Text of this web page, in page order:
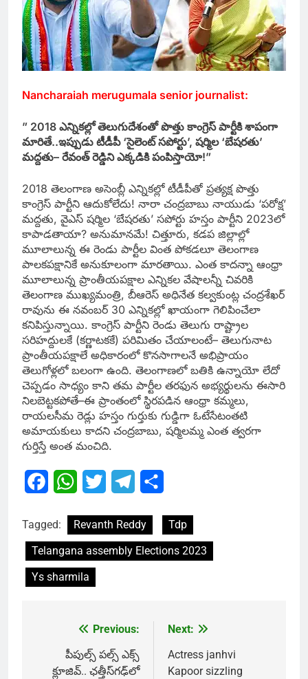
Nancharaiah merugumala senior journalist:
” 2018 ఎన్నికల్లో తెలుగుదేశంతో పొత్తు కాంగ్రెస్‌ పార్టీకి శాపంగా
మారితే..ఇప్పుడు టీడీపీ ‘సైలెంట్‌ సపోర్టు’, షర్మిల ‘బేషరతు’
మద్దతు– రేవంత్‌ రెడ్డిని ఎక్కడికి పంపిస్తాయో!”
2018 తెలంగాణ అసెంబ్లీ ఎన్నికల్లో టీడీపీతో ప్రత్యక్ష పొత్తు
కాంగ్రెస్‌ పార్టీని ఆదుకోలేదు! నారా చంద్రబాబు నాయుడు ‘పరోక్ష’
మద్దతు, వైఎస్‌ షర్మిల ‘బేషరతు’ సపోర్టు హస్తం పార్టీని 2023లో
కాపాడతాయా? అనుమానమే! చిత్తూరు, కడప జిల్లాల్లో
మూలాలున్న ఈ రెండు పార్టీల వింత పోకడలూ తెలంగాణ
పాలకపక్షానికే అనుకూలంగా మారతాయి. ఎంత కాదన్నా ఆంధ్రా
మూలాలున్న ప్రాంతీయపక్షాల ఎన్నికల వేషాలన్నీ చివరికి
తెలంగాణ ముఖ్యమంత్రి, బీఆరెస్‌ అధినేత కల్వకుంట్ల చంద్రశేఖర్‌
రావును ఈ నవంబర్‌ 30 ఎన్నికల్లో ఖాయంగా గెలిపించేలా
కనిపిస్తున్నాయి. కాంగ్రెస్‌ పార్టీని రెండు తెలుగు రాష్ట్రాల
సరిహద్దులకే (కర్ణాటకకే) పరిమితం చేయాలంటే– తెలుగునాట
ప్రాంతీయపక్షాలే అధికారంలో కొనసాగాలనే అభిప్రాయం
తెలుగోళ్లలో బలంగా ఉంది. తెలంగాణలో బతికి ఉన్నాయో లేదో
చెప్పడం సాధ్యం కాని తమ పార్టీల తరఫున అభ్యర్థులను ఈసారి
నిలబెట్టకపోతే–ఈ ప్రాంతంలో స్థిరపడిన ఆంధ్రా కమ్మలు,
రాయలసీమ రెడ్లు హస్తం గుర్తుకు గుడ్డిగా ఓటేసేటంతటి
అమాయకులు కాదని చంద్రబాబు, షర్మిలమ్మ ఎంత త్వరగా
గుర్తిస్తే అంత మంచిది.
FacebookWhatsApp
Twitter Telegram
Tagged: Revanth Reddy
Tdp
Telangana assembly Elections 2023
Ys sharmila
navigation
Previous:
పీపుల్స్‌ పల్స్‌ ఎక్స్
క్లూజివ్.. ఛత్తీస్‌గఢ్‌లో
Next:
Actress janhvi
Kapoor sizzling